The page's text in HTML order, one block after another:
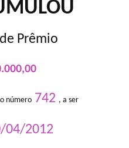
Prêmio
número742 , a ser
04/2012